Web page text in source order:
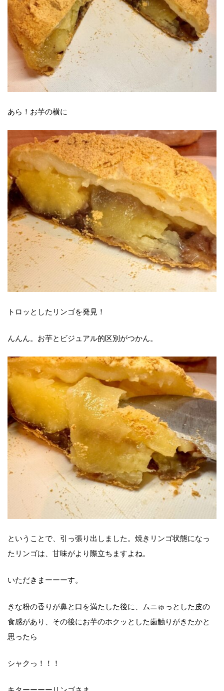
あら！お芋の横に
トロッとしたリンゴを発見！
んんん。お芋とビジュアル的区別がつかん。
ということで、引っ張り出しました。焼きリンゴ状態になっ
たリンゴは、甘味がより際立ちますよね。
いただきまーーーす。
きな粉の香りが鼻と口を満たした後に、ムニゅっとした皮の
食感があり、その後にお芋のホクッとした歯触りがきたかと
思ったら
シャクっ！！！